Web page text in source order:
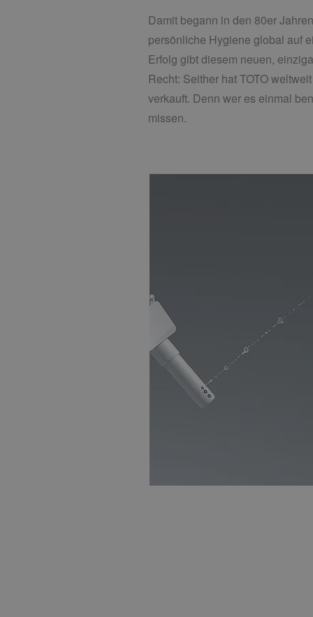
Damit begann in den 80er
persönliche Hygiene global auf
Erfolg gibt diesem neuen,
Recht: Seither hat TOTO
verkauft. Denn wer es einmal
missen.